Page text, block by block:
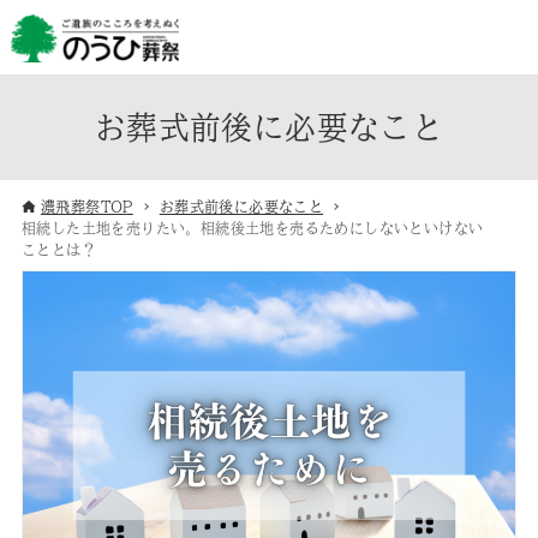
お葬式前後に必要なこと
濃飛葬祭TOP
お葬式前後に必要なこと
相続した土地を売りたい。相続後土地を売るためにしないといけない
こととは？